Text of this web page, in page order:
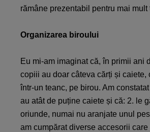
rămâne prezentabil pentru mai mult
Organizarea biroului
Eu mi-am imaginat că, în primii ani
copiii au doar câteva cărți și caiete,
într-un teanc, pe birou. Am
au atât de puține caiete și că: 2. le
oriunde, numai nu aranjate unul
am cumpărat diverse accesorii care